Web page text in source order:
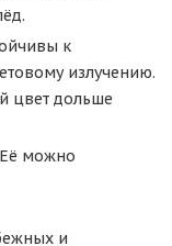
к
излучению.
цвет дольше
можно
и